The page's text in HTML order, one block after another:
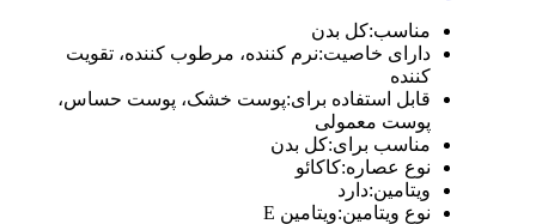
مناسب:کل بدن
دارای خاصیت:نرم کننده، مرطوب کننده، تقویت
کننده
قابل استفاده برای:پوست خشک، پوست حساس،
پوست معمولی
مناسب برای:کل بدن
نوع عصاره:کاکائو
ویتامین:د ارد
نوع ویتامین:ویتامین E